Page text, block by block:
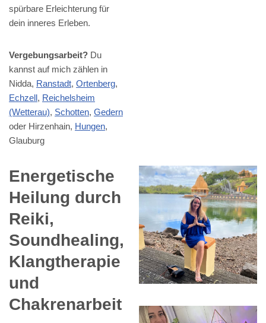
spürbare Erleichterung für
dein inneres Erleben.
Vergebungsarbeit? Du
kannst auf mich zählen in
Nidda, Ranstadt, Ortenberg,
Echzell, Reichelsheim
(Wetterau), Schotten, Gedern
oder Hirzenhain, Hungen,
Glauburg
Energetische
Heilung durch
Reiki,
Soundhealing,
Klangtherapie
und
Chakrenarbeit